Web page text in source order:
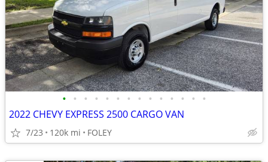
• • • • • • • • • • • • • •
2022 CHEVY EXPRESS 2500 CARGO VAN
7/23 120k mi FOLEY